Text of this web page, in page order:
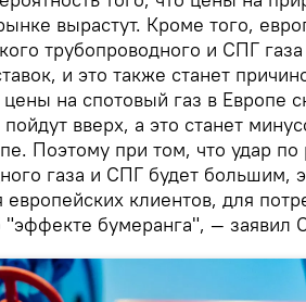
вырастут. Кроме того,
трубопроводного и СПГ газа
и это также станет
на спотовый газ в Европе
вверх, а это станет
Поэтому при том, что удар по
газа и СПГ будет большим,
клиентов, для
бумеранга", — заявил